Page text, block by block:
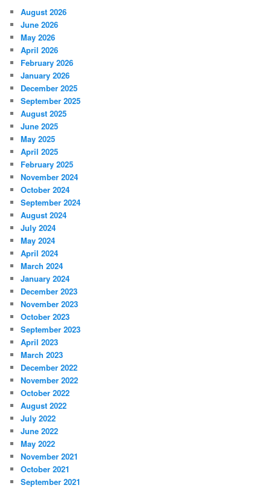
August 2026
June 2026
May 2026
April 2026
February 2026
January 2026
December 2025
September 2025
August 2025
June 2025
May 2025
April 2025
February 2025
November 2024
October 2024
September 2024
August 2024
July 2024
May 2024
April 2024
March 2024
January 2024
December 2023
November 2023
October 2023
September 2023
April 2023
March 2023
December 2022
November 2022
October 2022
August 2022
July 2022
June 2022
May 2022
November 2021
October 2021
September 2021